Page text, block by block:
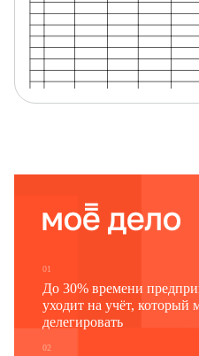
01
До 30% времени
уходит на учёт, который
делегировать
02